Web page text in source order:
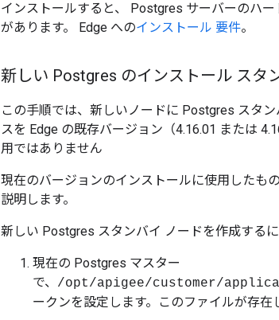
インストールすると、 Postgres サーバーのハ
があります。 Edge へのインストール 要件。
新しい Postgres のインストール スタ
この手順では、新しいノードに Postgres スタ
スを Edge の既存バージョン（4.16.01 または
用ではありません
現在のバージョンのインストールに使用したも
説明します。
新しい Postgres スタンバイ ノードを作成する
現在の Postgres マスター
で、 /opt/apigee/customer/
ークンを設定します。このファイルが存在